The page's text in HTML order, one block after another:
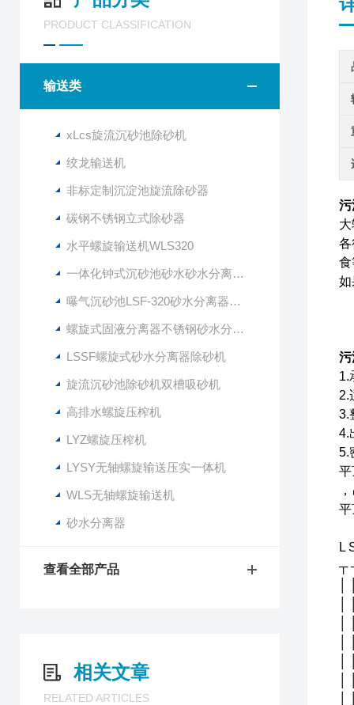
PRODUCT CLASSIFICATION
输送类
xLcs旋流沉砂池除砂机
绞龙输送机
非标定制沉淀池旋流除砂器
碳钢不锈钢立式除砂器
水平螺旋输送机WLS320
一体化钟式沉砂池砂水砂水分离器LSSF-260
曝气沉砂池LSF-320砂水分离器技术说明
螺旋式固液分离器不锈钢砂水分离设备
LSSF螺旋式砂水分离器除砂机
旋流沉砂池除砂机双槽吸砂机
高排水螺旋压榨机
LYZ螺旋压榨机
LYSY无轴螺旋输送压实一体机
WLS无轴螺旋输送机
砂水分离器
查看全部产品
相关文章
RELATED ARTICLES
污
各
食
如
污
1.
2.
3.
4.
5.
平
平
L
┬